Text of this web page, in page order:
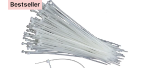
Bestseller